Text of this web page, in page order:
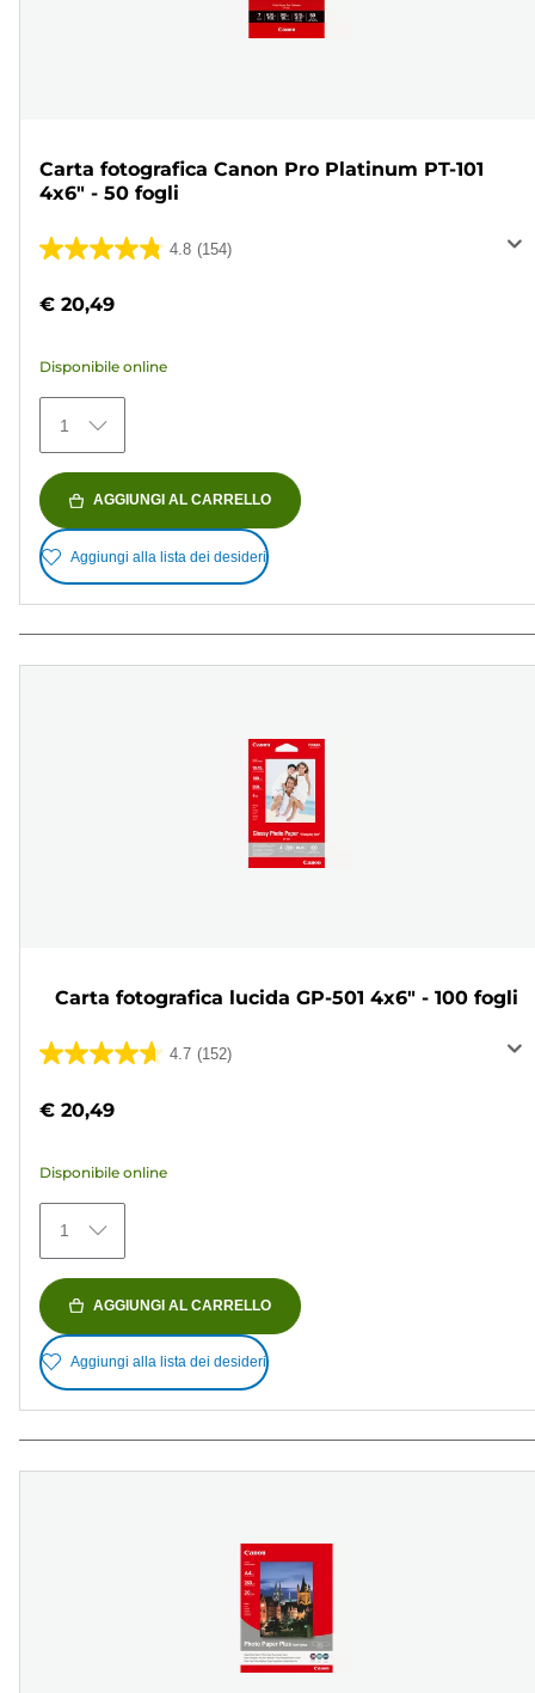
Carta fotografica Canon Pro Platinum PT-101
4x6" - 50 fogli
4.8 (154)
4.8
5
154
recensioni
€ 20,49
Disponibile online
1
AGGIUNGI AL CARRELLO
Aggiungi alla lista dei desideri
Carta fotografica lucida GP-501 4x6" - 100 fogli
4.7 (152)
4.7
5
152
recensioni
€ 20,49
Disponibile online
1
AGGIUNGI AL CARRELLO
Aggiungi alla lista dei desideri